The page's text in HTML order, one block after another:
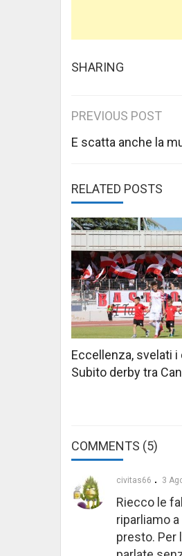
SHARING
Post
PREVIOUS POST
E scatta anche la
RELATED POSTS
Eccellenza, svelati i
Subito derby tra
COMMENTS (5)
civitas66 3
Riecco le
riparliamo
presto. Per